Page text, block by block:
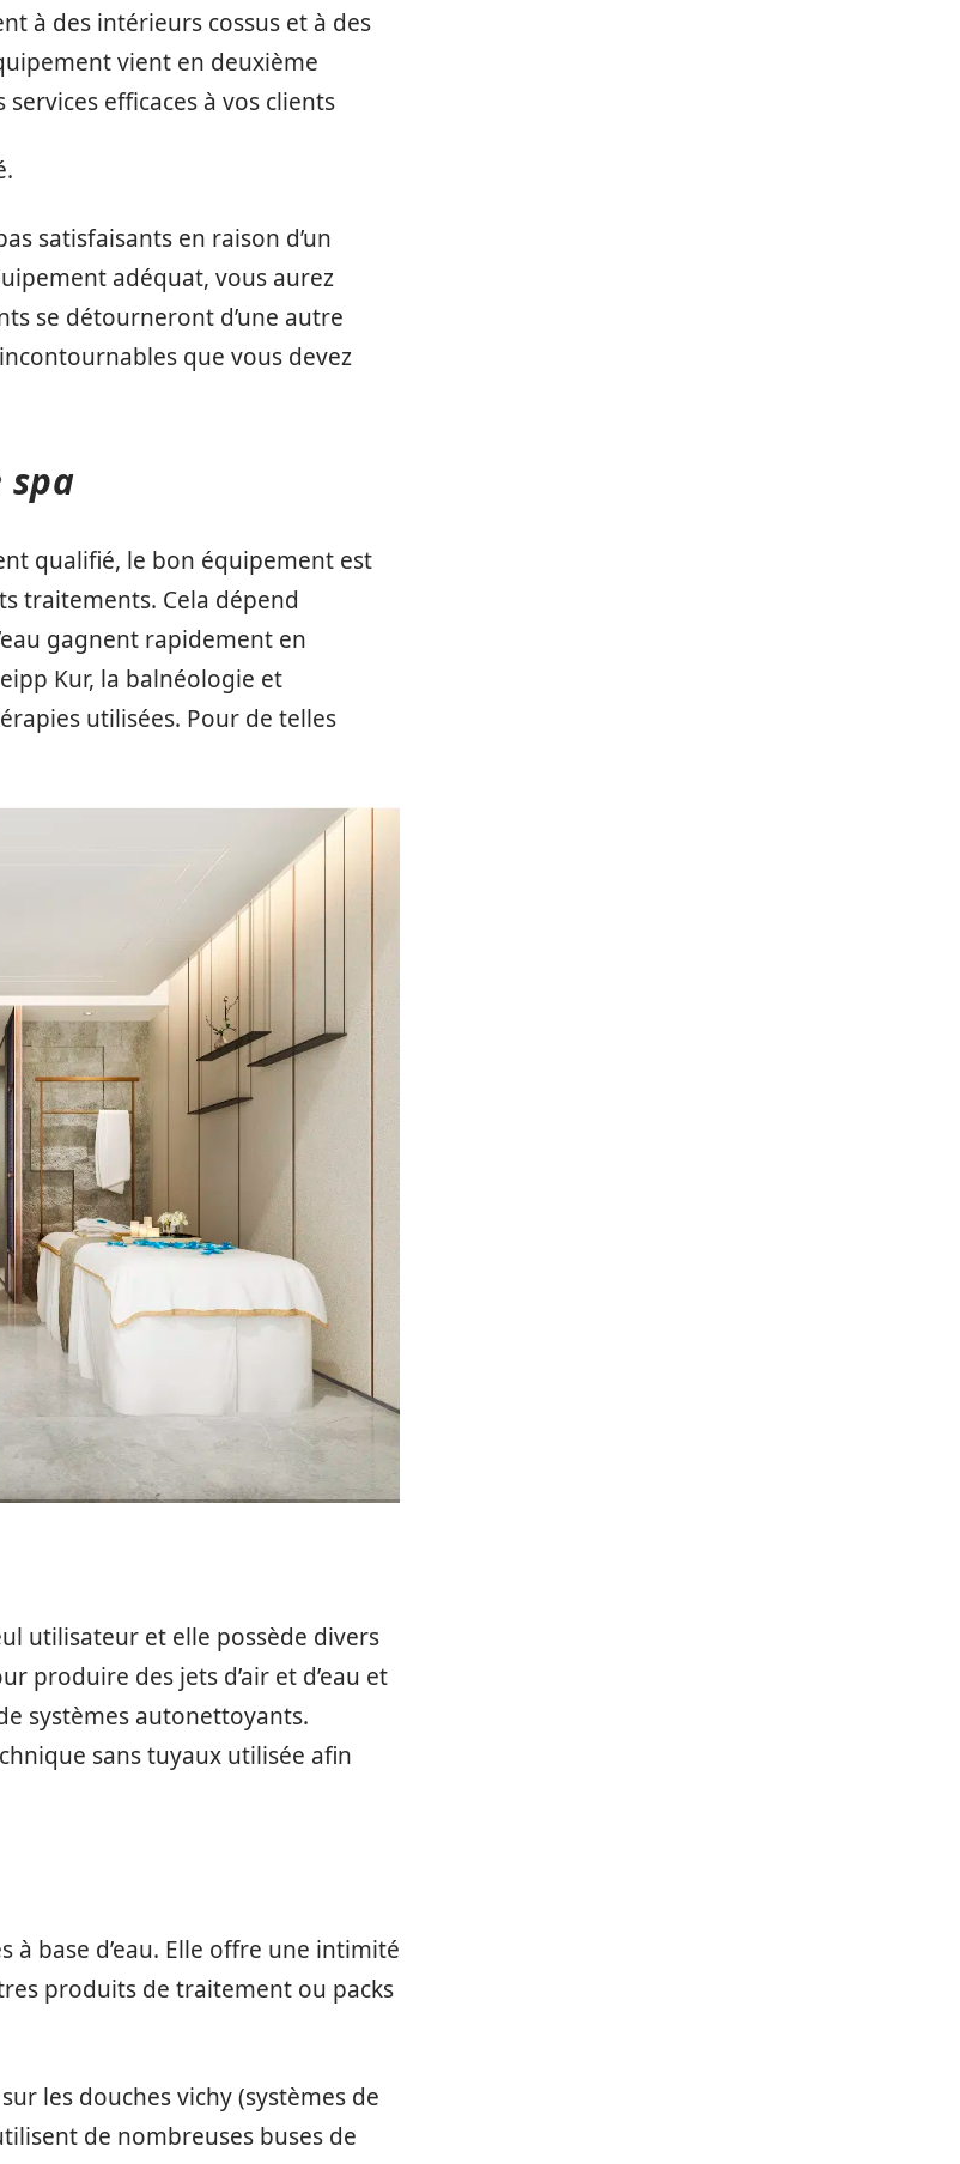
à des intérieurs cossus et à des
vient en deuxième
efficaces à vos clients
satisfaisants en raison d’un
adéquat, vous aurez
se détourneront d’une autre
que vous devez
spa
qualifié, le bon équipement est
traitements. Cela dépend
gagnent rapidement en
Kur, la balnéologie et
utilisées. Pour de telles
utilisateur et elle possède divers
produire des jets d’air et d’eau et
systèmes autonettoyants.
sans tuyaux utilisée afin
à base d’eau. Elle offre une intimité
produits de traitement ou packs
les douches vichy (systèmes de
de nombreuses buses de